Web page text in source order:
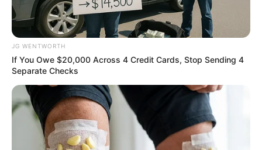
BRAINBERRIES
JG WENTWORTH
If You Owe $20,000 Across 4 Credit Cards, Stop Sending 4
Separate Checks